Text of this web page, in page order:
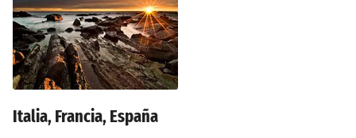
Italia, Francia, España